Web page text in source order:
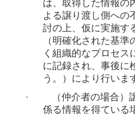
は、取得した情報の
よる譲り渡し側への
討の上、仮に実施す
（明確化された基
く組織的なプロセス
に記録され、事後に
う。）により行いま
·
（仲介者の場合
係る情報を得ている